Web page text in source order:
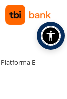
Platforma E-